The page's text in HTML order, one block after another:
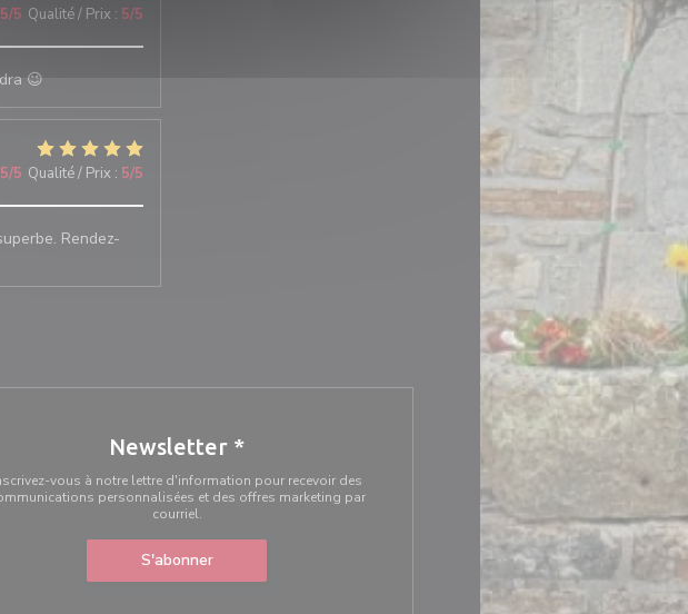
5/5 Qualité / Prix : 5/5
😉
5/5 Qualité / Prix: 5/5
Rendez-
Newsletter *
vous à notre lettre d'information pour recevoir des
personnalisées et des offres marketing par
courriel.
S'abonner